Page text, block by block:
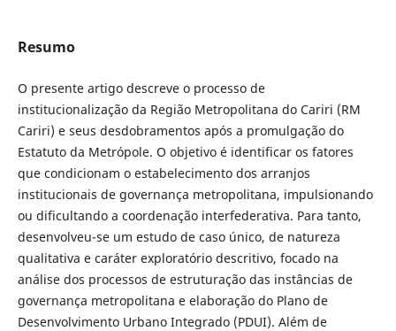
Resumo
O presente artigo descreve o processo de
institucionalização da Região Metropolitana do Cariri (RM
Cariri) e seus desdobramentos após a promulgação do
Estatuto da Metrópole. O objetivo é identificar os fatores
que condicionam o estabelecimento dos arranjos
institucionais de governança metropolitana, impulsionando
ou dificultando a coordenação interfederativa. Para tanto,
desenvolveu-se um estudo de caso único, de natureza
qualitativa e caráter exploratório descritivo, focado na
análise dos processos de estruturação das instâncias de
governança metropolitana e elaboração do Plano de
Desenvolvimento Urbano Integrado (PDUI). Além de